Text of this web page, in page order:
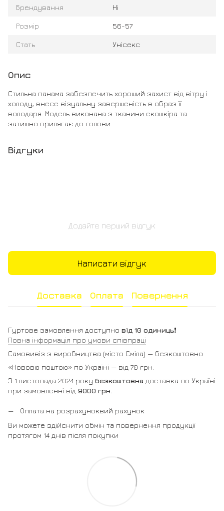
Брендування Ні
Розмір 56-57
Стать Унісекс
Опис
Стильна панама забезпечить хороший захист від вітру і
холоду, внесе візуальну завершеність в образ її
володаря. Модель виконана з тканини екошкіра та
затишно прилягає до голови.
Відгуки
Додайте перший відгук
Написати відгук
Доставка Оплата Повернення
Гуртове замовлення доступно від 10 одиниць❗️
Повна інформація про умови співпраці
Самовивіз з виробництва (місто Сміла) — безкоштовно
«Нововю поштою» по Україні — від 70 грн.
З 1 листопада 2024 року безкоштовна доставка по Україні
при замовленні від 9000 грн.
Оплата на розрахуноквий рахунок
Ви можете здійснити обмін та повернення продукції
протягом 14 днів після покупки